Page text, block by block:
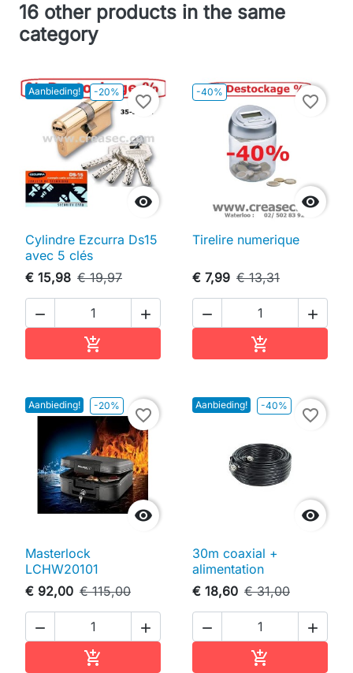
16 other products in the same
category
Aanbieding! -20%

favorite_border
Cylindre Ezcurra Ds15
avec 5 clés
€ 15,98 € 19,97
 

-40%

favorite_border
Tirelire numerique
€ 7,99 € 13,31
 

Aanbieding! -20%

favorite_border
Masterlock
LCHW20101
€ 92,00 € 115,00
 

Aanbieding! -40%

favorite_border
30m coaxial +
alimentation
€ 18,60 € 31,00
 
